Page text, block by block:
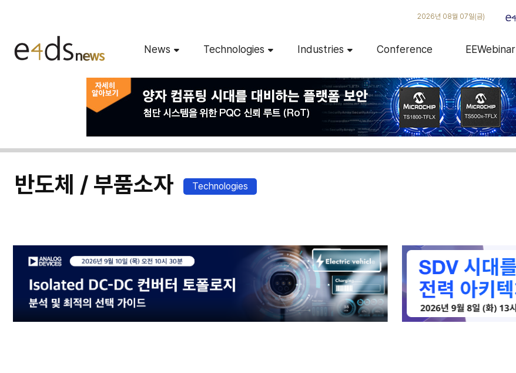
2026년 08월 07일(금)
News Technologies Industries Conference EEWebinar
반도체 / 부품소자 Technologies